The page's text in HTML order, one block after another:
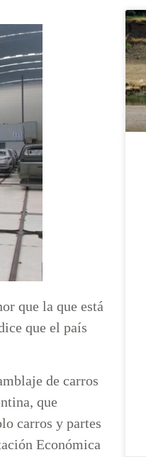
que la que está
que el país
de carros
que
carros y partes
Económica